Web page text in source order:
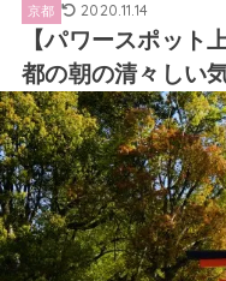
京都 2020.11.14
【パワースポット
都の朝の清々しい